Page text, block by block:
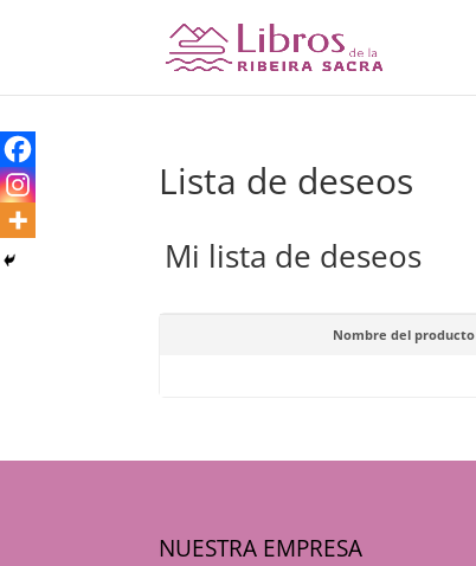
Lista de deseos
Mi lista de deseos
Nombre del producto
NUESTRA EMPRESA